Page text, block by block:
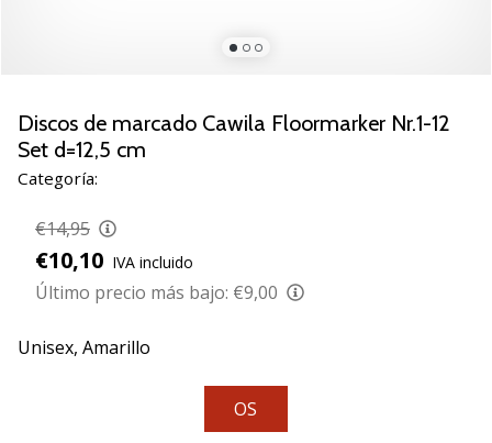
Navidad
para
jugadores
de
¡Nuestros
consejos
te
ayudarán
elegir
Discos de marcado Cawila Floormarker Nr.1-12
Set d=12,5 cm
Categoría:
€14,95
€10,10 IVA incluido
Último precio más bajo: €9,00
Unisex, Amarillo
OS